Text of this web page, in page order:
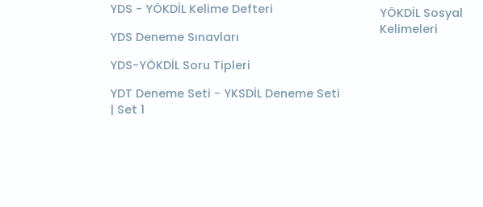
YDS - YÖKDİL Kelime Defteri
YDS Deneme Sınavları
YDS-YÖKDİL Soru Tipleri
YDT Deneme Seti - YKSDİL Deneme Seti
| Set 1
YÖKDİL Sosyal
Kelimeleri